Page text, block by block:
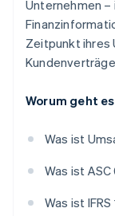
Unternehmen –
Zeitpunkt ihres
Worum geht
Was ist
Was ist
Was ist IFRS